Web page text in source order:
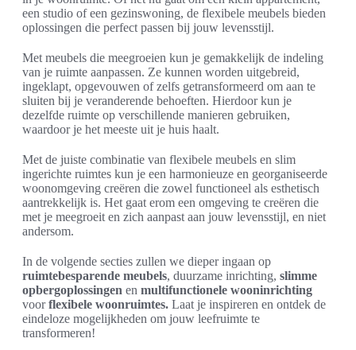
een studio of een gezinswoning, de flexibele meubels bieden
oplossingen die perfect passen bij jouw levensstijl.
Met meubels die meegroeien kun je gemakkelijk de indeling
van je ruimte aanpassen. Ze kunnen worden uitgebreid,
ingeklapt, opgevouwen of zelfs getransformeerd om aan te
sluiten bij je veranderende behoeften. Hierdoor kun je
dezelfde ruimte op verschillende manieren gebruiken,
waardoor je het meeste uit je huis haalt.
Met de juiste combinatie van flexibele meubels en slim
ingerichte ruimtes kun je een harmonieuze en georganiseerde
woonomgeving creëren die zowel functioneel als esthetisch
aantrekkelijk is. Het gaat erom een omgeving te creëren die
met je meegroeit en zich aanpast aan jouw levensstijl, en niet
andersom.
In de volgende secties zullen we dieper ingaan op
ruimtebesparende meubels, duurzame inrichting, slimme
opbergoplossingen en multifunctionele wooninrichting
voorflexibele woonruimtes. Laat je inspireren en ontdek de
eindeloze mogelijkheden om jouw leefruimte te
transformeren!